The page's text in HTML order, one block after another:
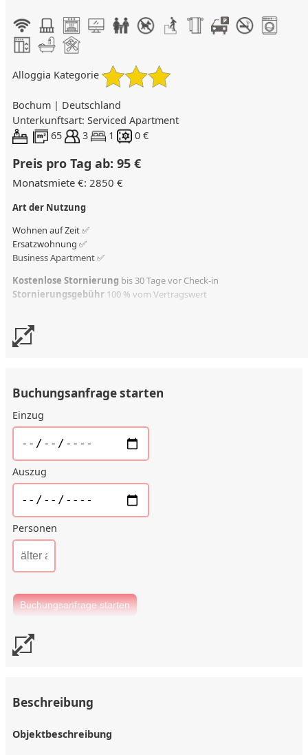
Alloggia Kategorie
Bochum | Deutschland
Unterkunftsart: Serviced Apartment
65
3 1 0 €
Preis pro Tag ab: 95 €
Monatsmiete €: 2850 €
Art der Nutzung
Wohnen auf Zeit ✅
Ersatzwohnung ✅
Business Apartment ✅
Kostenlose Stornierung bis 30 Tage vor Check-in
Stornierungsgebühr 100 % vom Vertragswert
Buchungsanfrage starten
Einzug
Auszug
Personen
Beschreibung
Objektbeschreibung